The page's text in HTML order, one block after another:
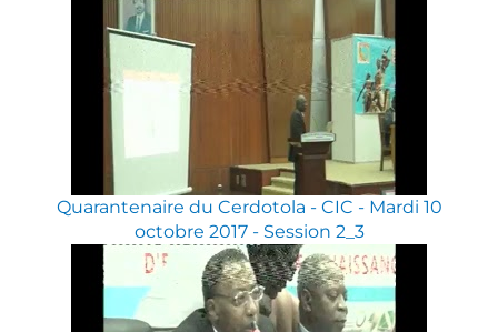
Quarantenaire du Cerdotola - CIC - Mardi 10
octobre 2017 - Session 2_3